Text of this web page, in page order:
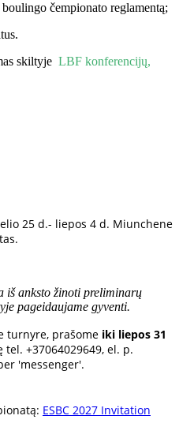
čempionato reglamentą;
skiltyje LBF konferencijų,
25 d.- liepos 4 d. Miunchene
iš anksto žinoti preliminarų
pageidaujame gyventi.
turnyre, prašome iki liepos 31
+37064029649, el. p.
'messenger'.
ESBC 2027 Invitation